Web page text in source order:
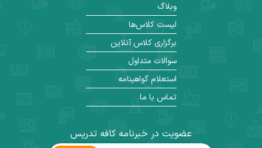
عضویت در خبرنامه کافه تدریس
وبلاگ
لیست کلاس‌ها
برگزاری کلاس آنلاین
سوالات متداول
استعلام گواهینامه
تماس با ما